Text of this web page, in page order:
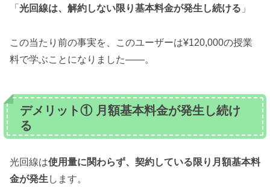
「 光回線は、解約しない限り基本料金が発生し続ける 」
この当たり前の事実を、このユーザーは¥120,000の授業
料で学ぶことになりました——。
デメリット① 月額基本料金が発生し続け
る
光回線は使用量に関わらず、契約している限り月額基本料
金が発生 します。